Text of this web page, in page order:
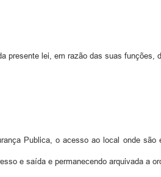
lei, em razão das suas funções,
Publica, o acesso ao local onde
e saída e permanecendo arquivada a